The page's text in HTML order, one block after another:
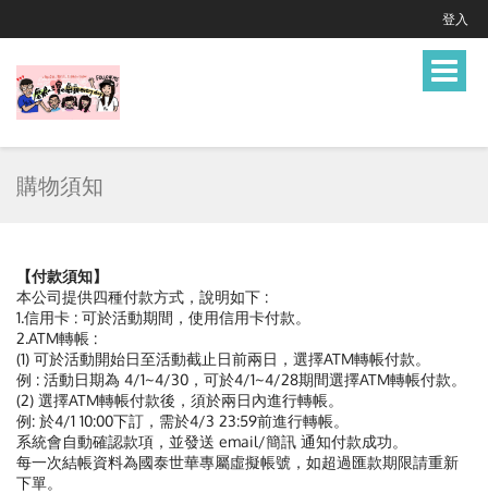
登入
Toggle
購物須知
【付款須知】
本公司提供四種付款方式，說明如下 :
1.信用卡 : 可於活動期間，使用信用卡付款。
2.ATM轉帳 :
(1) 可於活動開始日至活動截止日前兩日，選擇ATM轉帳付款。
例 : 活動日期為 4/1~4/30，可於4/1~4/28期間選擇ATM轉帳付款。
(2) 選擇ATM轉帳付款後，須於兩日內進行轉帳。
例: 於4/1 10:00下訂，需於4/3 23:59前進行轉帳。
系統會自動確認款項，並發送 email/簡訊 通知付款成功。
每一次結帳資料為國泰世華專屬虛擬帳號，如超過匯款期限請重新
下單。